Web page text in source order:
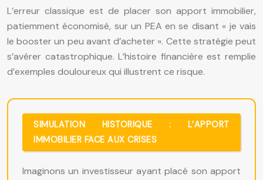
L’erreur classique est de placer son apport immobilier,
patiemment économisé, sur un PEA en se disant « je vais
le booster un peu avant d’acheter ». Cette stratégie peut
s’avérer catastrophique. L’histoire financière est remplie
d’exemples douloureux qui illustrent ce risque.
SIMULATION HISTORIQUE : L’APPORT
IMMOBILIER FACE AUX CRISES
Imaginons un investisseur ayant placé son apport